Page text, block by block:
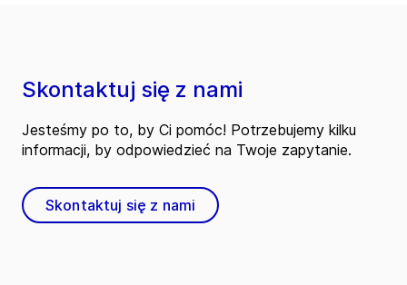
Skontaktuj się z nami
Jesteśmy po to, by Ci pomóc! Potrzebujemy kilku
informacji, by odpowiedzieć na Twoje zapytanie.
Skontaktuj się z nami